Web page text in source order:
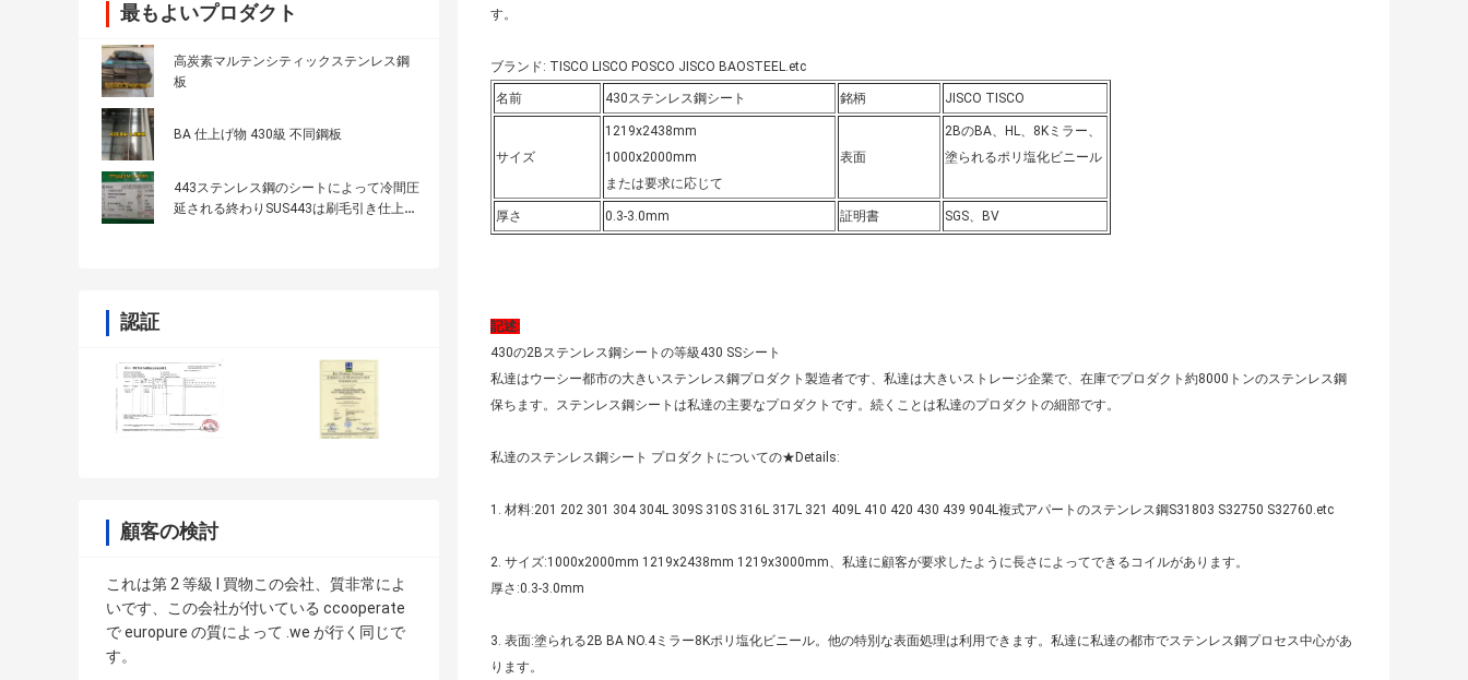
最もよいプロダクト
高炭素マルテンシティックステンレス鋼
板
BA 仕上げ物 430級 不同鋼板
443ステンレス鋼のシートによって冷間圧
延される終わりSUS443は刷毛引き仕上げ
認証
顧客の検討
これは第 2 等級 l 買物この会社、質非常によ
いです、この会社が付いている ccooperate
で europure の質によって .we が行く同じで
す。
す。
ブランド: TISCO LISCO POSCO JISCO BAOSTEEL.etc
名前 430ステンレス鋼シート 銘柄 JISCO TISCO
サイズ
1219x2438mm
1000x2000mm
または要求に応じて
表面
2BのBA、HL、8Kミラー、
塗られるポリ塩化ビニール
厚さ 0.3-3.0mm 証明書 SGS、BV
記述:
430の2Bステンレス鋼シートの等級430 SSシート
私達はウーシー都市の大きいステンレス鋼プロダクト製造者です、私達は大きいストレージ企業で、在庫でプロダクト約8000トンのステンレス鋼
保ちます。ステンレス鋼シートは私達の主要なプロダクトです。続くことは私達のプロダクトの細部です。
私達のステンレス鋼シート プロダクトについての★Details:
1. 材料:201 202 301 304 304L 309S 310S 316L 317L 321 409L 410 420 430 439 904L複式アパートのステンレス鋼S31803 S32750 S32760.etc
2. サイズ:1000x2000mm 1219x2438mm 1219x3000mm、私達に顧客が要求したように長さによってできるコイルがあります。
厚さ:0.3-3.0mm
3. 表面:塗られる2B BA NO.4ミラー8Kポリ塩化ビニール。他の特別な表面処理は利用できます。私達に私達の都市でステンレス鋼プロセス中心があ
ります。